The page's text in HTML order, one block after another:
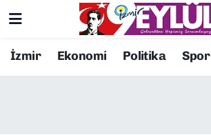
İzmir Ekonomi Politika Spor
Resmi İlanlar
Konak Nöbetçi Eczaneler